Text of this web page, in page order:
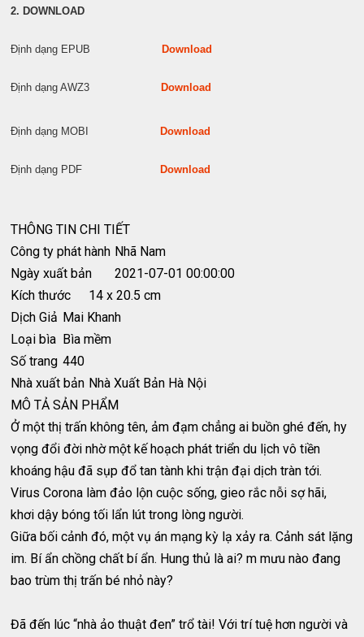
2. DOWNLOAD
Định dạng EPUB Download
Định dạng AWZ3 Download
Định dạng MOBI Download
Định dạng PDF Download
THÔNG TIN CHI TIẾT
Công ty phát hành Nhã Nam
Ngày xuất bản
2021-07-01 00:00:00
Kích thước
14 x 20.5 cm
Dịch Giả Mai Khanh
Loại bìa Bìa mềm
Số trang 440
Nhà xuất bản Nhà Xuất Bản Hà Nội
MÔ TẢ SẢN PHẨM
Ở một thị trấn không tên, ảm đạm chẳng ai buồn ghé đến, hy
vọng đổi đời nhờ một kế hoạch phát triển du lịch vô tiền
khoáng hậu đã sụp đổ tan tành khi trận đại dịch tràn tới.
Virus Corona làm đảo lộn cuộc sống, gieo rắc nỗi sợ hãi,
khơi dậy bóng tối lẩn lút trong lòng người.
Giữa bối cảnh đó, một vụ án mạng kỳ lạ xảy ra. Cảnh sát lặng
im. Bí ẩn chồng chất bí ẩn. Hung thủ là ai? m mưu nào đang
bao trùm thị trấn bé nhỏ này?
Đã đến lúc “nhà ảo thuật đen” trổ tài! Với trí tuệ hơn người và